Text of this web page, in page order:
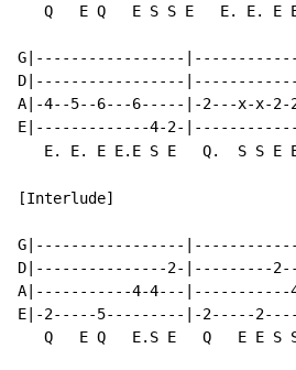
Q   E Q   E S S E   E. E. E
G|-----------------
D|-----------------
A|-4--5--6---6-----|-2---x-x-2-
E|-------------4-2-
E. E. E E.E S E   Q.  S S E
[Interlude]
G|-----------------
D|---------------2-|---------
A|-----------4-4---|-----------
E|-2-----5---------|-2-----
Q   E Q   E.S E   Q   E E S